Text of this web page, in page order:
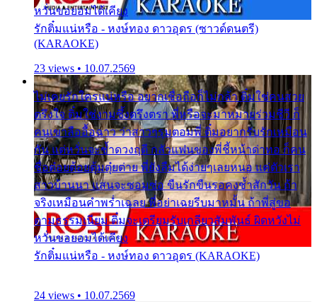
หวั่นขอยอมได้เคียง
รักติ๋มแน่หรือ - หงษ์ทอง ดาวอุดร (ซาวด์ดนตรี)
(KARAOKE)
23 views • 10.07.2569
ไม่เคยรักใครแน่หรือ อยากเชื่อถือก็ไม่กล้า ติ๋มใช่คนสวย
ตรึงใจ ติ๋มใช่งามซึ้งตรึงตรา พี่หรือจะมาหมายร่วมชีวี ก็
คนเขาลืออื้อฉาว ว่าสาวๆรุมตอมพี่ ติ๋มอยากรับรักเหมือน
กัน แต่หวั่นจะช้ำดวงฤดี กลัวแฟนของพี่ชี้หน้าด่าทอ ก็คน
ชื่อต๋อยต้อยตุ้มตุ๋ยต่าย พี่ยังลืมได้ง่ายๆเลยหนอ แค่ตัวเรา
สาวบ้านนา แสนจะซอมซ่อ ขืนรักขืนรอคงช้ำสักวัน ถ้า
จริงเหมือนคำพร่ำเฉลย พี่อย่าเฉยรีบมาหมั้น ถ้าพี่สู่ขอ
ตามธรรมเนียม ติ๋มจะเตรียมรับเกลียวสัมพันธ์ ผิดหวังไม่
หวั่นขอยอมได้เคียง
รักติ๋มแน่หรือ - หงษ์ทอง ดาวอุดร (KARAOKE)
24 views • 10.07.2569